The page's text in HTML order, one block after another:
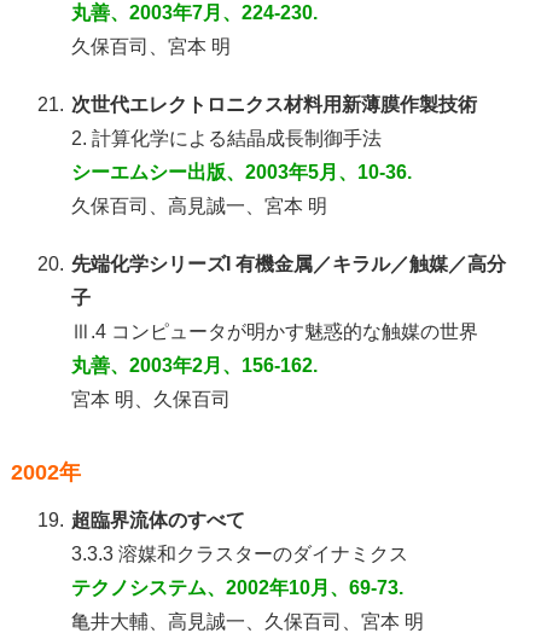
丸善、2003年7月、224-230.
久保百司、宮本 明
21. 次世代エレクトロニクス材料用新薄膜作製技術
2. 計算化学による結晶成長制御手法
シーエムシー出版、2003年5月、10-36.
久保百司、高見誠一、宮本 明
20. 先端化学シリーズI 有機金属／キラル／触媒／高分
子
Ⅲ.4 コンピュータが明かす魅惑的な触媒の世界
丸善、2003年2月、156-162.
宮本 明、久保百司
2002年
19. 超臨界流体のすべて
3.3.3 溶媒和クラスターのダイナミクス
テクノシステム、2002年10月、69-73.
亀井大輔、高見誠一、久保百司、宮本 明